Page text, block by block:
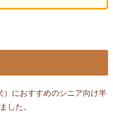
）におすすめのシニア向け半
した。